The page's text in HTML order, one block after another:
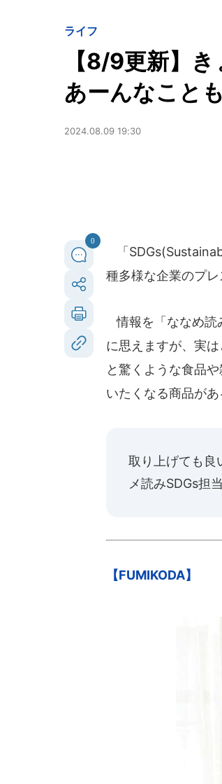
ライフ
【8/9更新】
あーんなこと
2024.08.09 19:30
0
「
種多様な企業のプ
情報を「ななめ読
に思えますが、実
と驚くような食品
いたくなる商品があ
取り上げても良
メ読みSDGs担
【FUMIKODA】